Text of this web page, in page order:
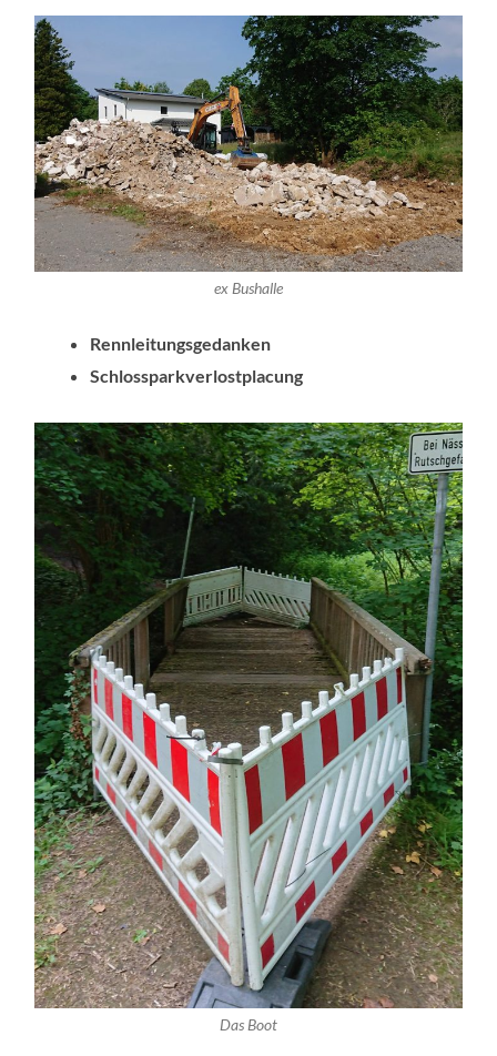
ex Bushalle
Rennleitungsgedanken
Schlossparkverlostplacung
Das Boot